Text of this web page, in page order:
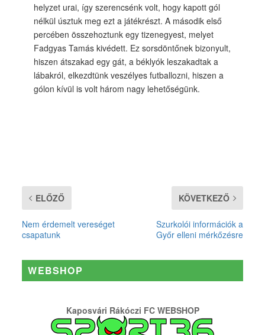
helyzet urai, így szerencsénk volt, hogy kapott gól
nélkül úsztuk meg ezt a játékrészt. A második első
percében összehoztunk egy tizenegyest, melyet
Fadgyas Tamás kivédett. Ez sorsdöntőnek bizonyult,
hiszen átszakad egy gát, a béklyók leszakadtak a
lábakról, elkezdtünk veszélyes futballozni, hiszen a
gólon kívül is volt három nagy lehetőségünk.
ELŐZŐ
Nem érdemelt vereséget
csapatunk
KÖVETKEZŐ
Szurkolói információk a
Győr elleni mérkőzésre
WEBSHOP
Kaposvári Rákóczi FC WEBSHOP